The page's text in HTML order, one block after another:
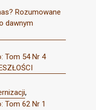
Rozumowane
dawnym
Tom 54 Nr 4
,
Tom 62 Nr 1